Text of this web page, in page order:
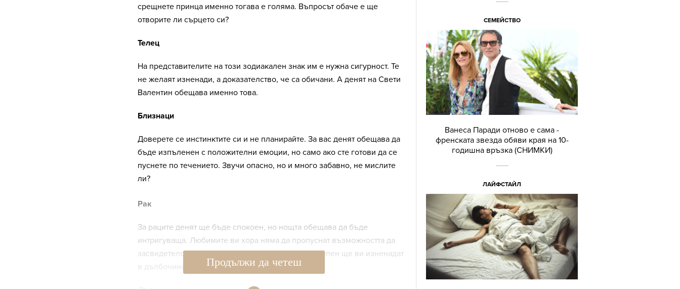
срещнете принца именно тогава е голяма. Въпросът обаче е ще
отворите ли сърцето си?
Телец
На представителите на този зодиакален знак им е нужна сигурност. Те
не желаят изненади, а доказателство, че са обичани. А денят на Свети
Валентин обещава именно това.
Близнаци
Доверете се инстинктите си и не планирайте. За вас денят обещава да
бъде изпъленен с положителни емоции, но само ако сте готови да се
пуснете по течението. Звучи опасно, но и много забавно, не мислите
ли?
Рак
За раците денят ще бъде спокоен, но нощта обещава да бъде
интригуваща. Любимите ви хора няма да пропуснат възможността да
засвидетелстват чувствата си, които до голяма степен ще ви изненадат
в дълбочината си.
Продължи да четеш
СЕМЕЙСТВО
Ванеса Паради отново е сама -
френската звезда обяви края на 10-
годишна връзка (СНИМКИ)
ЛАЙФСТАЙЛ